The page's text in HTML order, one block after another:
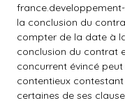
la conclusion du
compter de la date à
conclusion du contrat
concurrent évincé
contentieux
certaines de ses